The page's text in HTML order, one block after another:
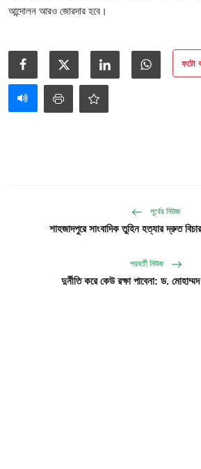
আন্দোলন আরও জোরদার হবে।
ফটো
পূর্বের নিউজ
শাহজাদপুরে সাংবাদিক তুহিন হত্যার দ্রুত
পরবর্তী নিউজ
দুর্নীতি করে কেউ রক্ষা পাবেনা: ড.